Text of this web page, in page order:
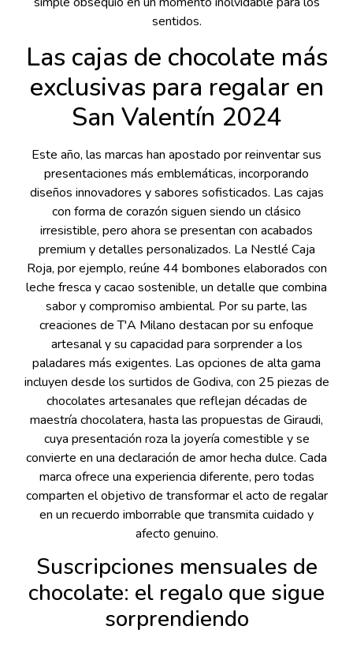
sentidos.
Las cajas de chocolate más
exclusivas para regalar en
San Valentín 2024
Este año, las marcas han apostado por reinventar sus
presentaciones más emblemáticas, incorporando
diseños innovadores y sabores sofisticados. Las cajas
con forma de corazón siguen siendo un clásico
irresistible, pero ahora se presentan con acabados
premium y detalles personalizados. La Nestlé Caja
Roja, por ejemplo, reúne 44 bombones elaborados con
leche fresca y cacao sostenible, un detalle que combina
sabor y compromiso ambiental. Por su parte, las
creaciones de T'A Milano destacan por su enfoque
artesanal y su capacidad para sorprender a los
paladares más exigentes. Las opciones de alta gama
incluyen desde los surtidos de Godiva, con 25 piezas de
chocolates artesanales que reflejan décadas de
maestría chocolatera, hasta las propuestas de Giraudi,
cuya presentación roza la joyería comestible y se
convierte en una declaración de amor hecha dulce. Cada
marca ofrece una experiencia diferente, pero todas
comparten el objetivo de transformar el acto de regalar
en un recuerdo imborrable que transmita cuidado y
afecto genuino.
Suscripciones mensuales de
chocolate: el regalo que sigue
sorprendiendo